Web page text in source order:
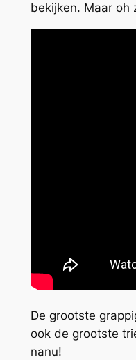
bekijken. Maar oh
De grootste
ook de grootste
nanu!